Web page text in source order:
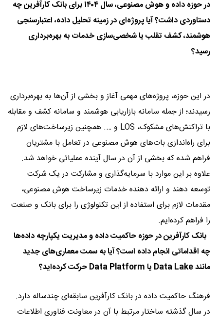
در حوزه داده و هوش مصنوعی، سال ۱۴۰۴ برای بانک کارآفرین چه
دستاوردی داشت؟ آیا پروژه‌ای در زمینه تحلیل داده، اعتبارسنجی
هوشمند، کشف تقلب یا شخصی‌سازی خدمات به بهره‌برداری
رسید؟
در این حوزه، پروژه‌های مهمی آغاز و بخشی از آن‌ها به بهره‌برداری
رسیدند؛ از جمله سامانه بازاریابی هوشمند و سامانه کشف و مقابله
با تراکنش‌های مشکوک، LOS و …. همچنین زیرساخت‌های لازم
برای راه‌اندازی بات‌های هوش مصنوعی در تعامل با مشتریان
فراهم شده که بخشی از آن در سال آینده عملیاتی خواهد شد.
علاوه بر این موارد با سرمایه‌گذاری و مشارکت در یک شرکت
توسعه دهند و ارائه دهنده خدمات زیرساخت هوش مصنوعی،
مقدمات لازم برای استفاده از این تکنولوژی را برای بانک و صنعت
را فراهم کرده‌ایم.
بانک کارآفرین در حوزه حاکمیت داده و مدیریت یکپارچه داده‌ها
چه اقداماتی انجام داده است؟ آیا به سمت معماری‌های جدید
مانند Data Lake یا Data Platform حرکت کرده‌اید؟
فرهنگ حاکمیت داده در بانک کارآفرین سابقه‌ای چندساله دارد.
در سال گذشته ساختار مرتبط با آن در معاونت فناوری اطلاعات